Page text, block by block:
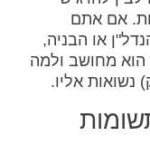
אם אתם
או הבניה,
הוא מחושב ולמה
נשואות אליו.